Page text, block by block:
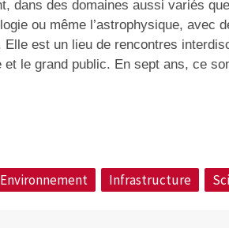
dans des domaines aussi variés
ou même l’astrophysique, avec
Elle est un lieu de rencontres
le grand public. En sept ans, ce
Environnement Infrastructure